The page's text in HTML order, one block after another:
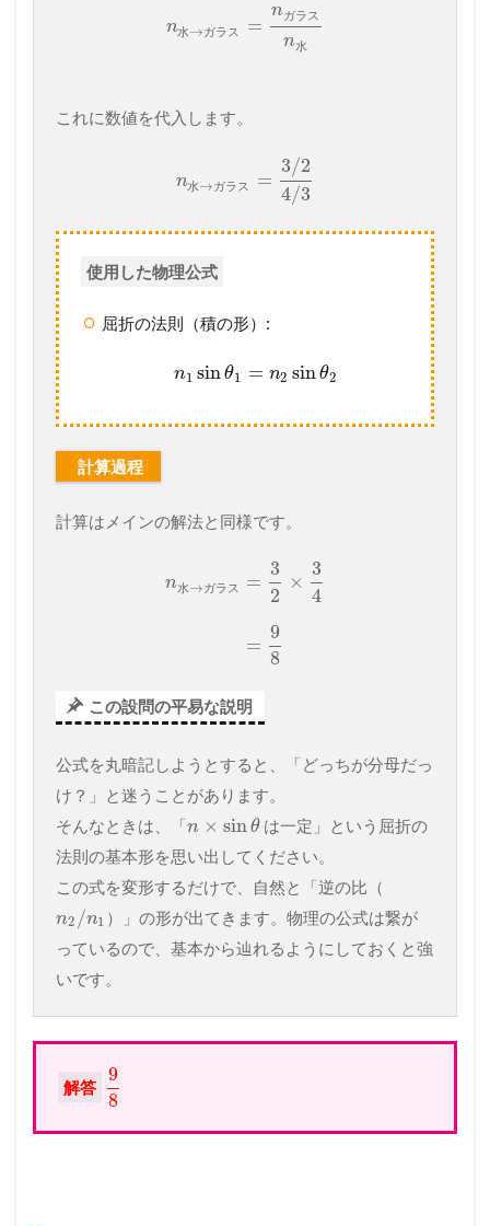
n水→ガラ ス =
nガラ ス
n水
これに数値を代入します。
n水→ガラ ス =
3/2
4/3
使用した物理公式
屈折の法則（積の形）:
n1 sinθ1 = n2 sinθ2
計算過程
計算はメインの解法と同様です。
n水→ガラ ス =
3
2
×
3
4
=
9
8
この設問の平易な説明
公式を丸暗記しようとすると、「どっちが分母だっ
け？」と迷うことがあります。
そんなときは、「n × sinθは一定」という屈折の
法則の基本形を思い出してください。
この式を変形するだけで、自然と「逆の比（
n2 /n1 ）」の形が出てきます。物理の公式は繋が
っているので、基本から辿れるようにしておくと強
いです。
解答
9
8